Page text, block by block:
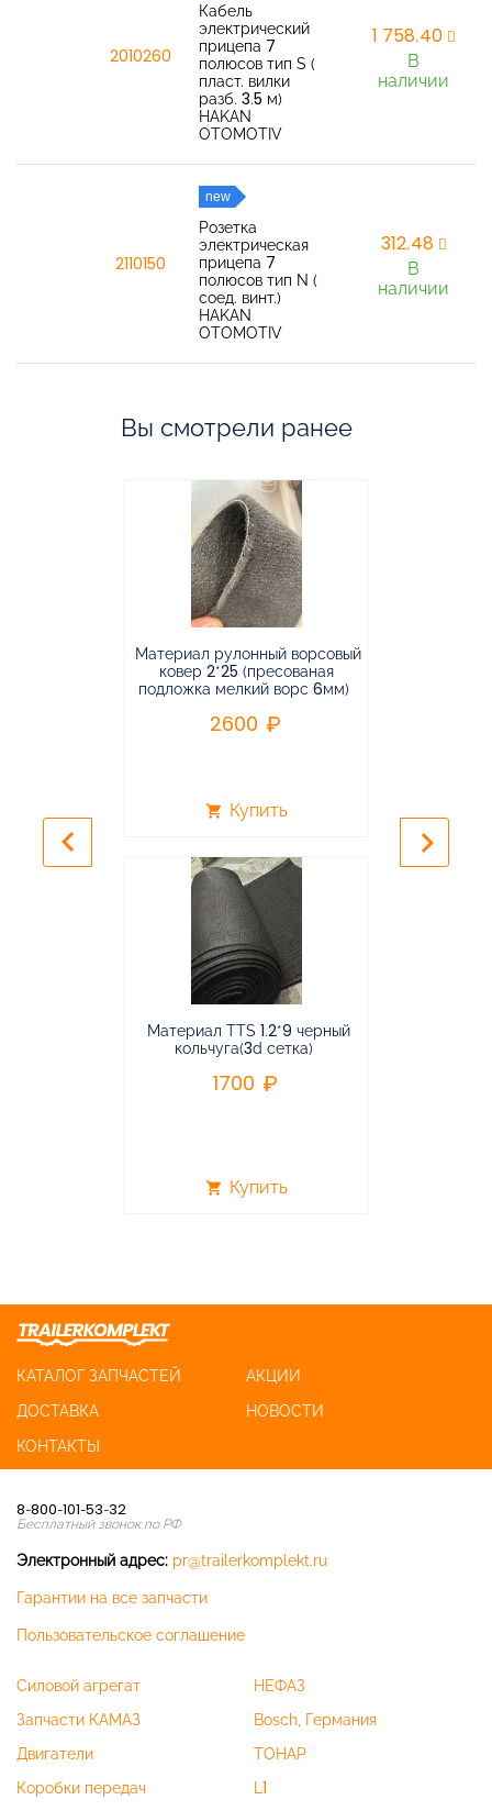
2010260
Кабель
электрический
прицепа 7
полюсов тип S (
пласт. вилки
разб. 3.5 м)
HAKAN
OTOMOTIV
1 758,40
В
наличии
2110150
new
Розетка
электрическая
прицепа 7
полюсов тип N (
соед. винт.)
HAKAN
OTOMOTIV
312,48
В
наличии
Вы смотрели ранее
Материал рулонный ворсовый
ковер 2*25 (пресованая
подложка мелкий ворс 6мм)
2600
shopping_cart Купить
Материал TTS 1.2*9 черный
кольчуга(3d сетка)
1700
shopping_cart Купить
keyboard_arrow_left keyboard_arrow_right
КАТАЛОГ ЗАПЧАСТЕЙ
АКЦИИ
ДОСТАВКА
НОВОСТИ
КОНТАКТЫ
8-800-101-53-32
Бесплатный звонок по РФ
Электронный адрес: pr@trailerkomplekt.ru
Гарантии на все запчасти
Пользовательское соглашение
Силовой агрегат
Запчасти КАМАЗ
Двигатели
Коробки передач
НЕФАЗ
Bosch, Германия
ТОНАР
L1